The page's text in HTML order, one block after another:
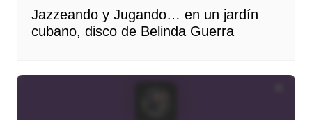
Jazzeando y Jugando… en un jardín
cubano, disco de Belinda Guerra